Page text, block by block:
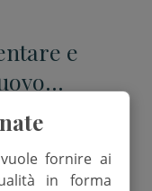
e
Sicural
fornire ai
in forma